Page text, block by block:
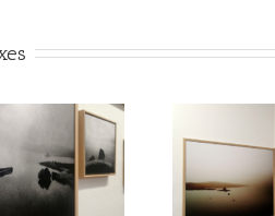
Le Murmure des Égarés /
Réseau Lux # 1 / Itinéraires
Photographes Voyageurs
Novembre-décembre
Le
des
/ Paris